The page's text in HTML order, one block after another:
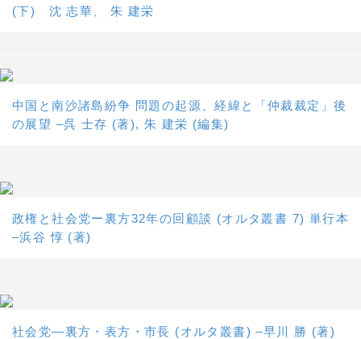
(下) 沈 志華、 朱 建栄
中国と南沙諸島紛争 問題の起源、経緯と「仲裁裁定」後
の展望 –呉 士存 (著), 朱 建栄 (編集)
政権と社会党ー裏方32年の回顧談 (オルタ叢書 7) 単行本
–浜谷 惇 (著)
社会党―裏方・表方・市長 (オルタ叢書) –早川 勝 (著)